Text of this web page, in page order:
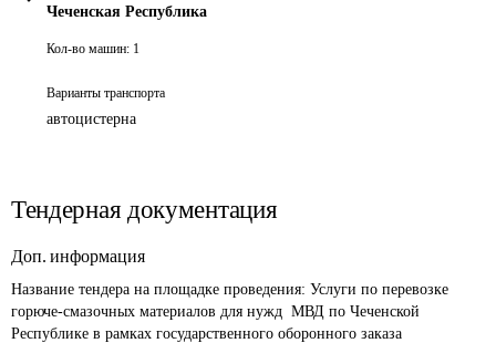
Чеченская Республика
Кол-во машин: 1
Варианты транспорта
автоцистерна
Тендерная документация
Доп. информация
Название тендера на площадке проведения: Услуги по перевозке
горюче-смазочных материалов для нужд  МВД по Чеченской
Республике в рамках государственного оборонного заказа